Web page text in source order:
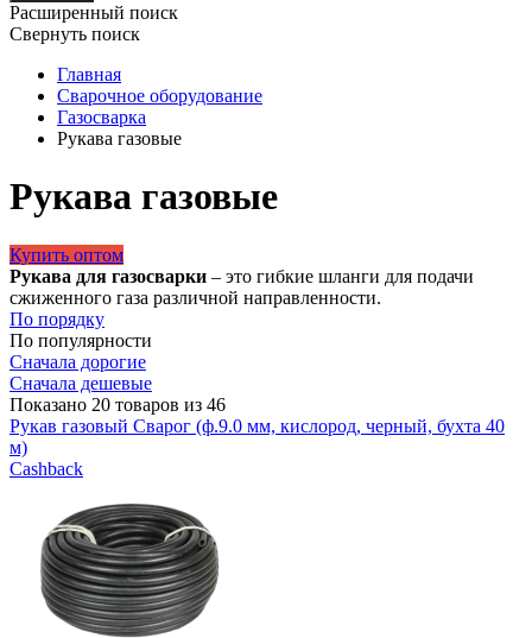
Расширенный поиск
Свернуть поиск
Главная
Сварочное оборудование
Газосварка
Рукава газовые
Рукава газовые
Купить оптом
Рукава для газосварки – это гибкие шланги для подачи
сжиженного газа различной направленности.
По порядку
По популярности
Сначала дорогие
Сначала дешевые
Показано 20 товаров из 46
Рукав газовый Сварог (ф.9.0 мм, кислород, черный, бухта 40
м)
Cashback